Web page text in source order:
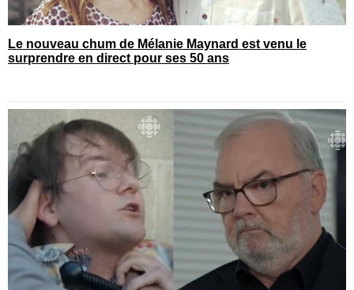
Le nouveau chum de Mélanie Maynard est venu le
surprendre en direct pour ses 50 ans